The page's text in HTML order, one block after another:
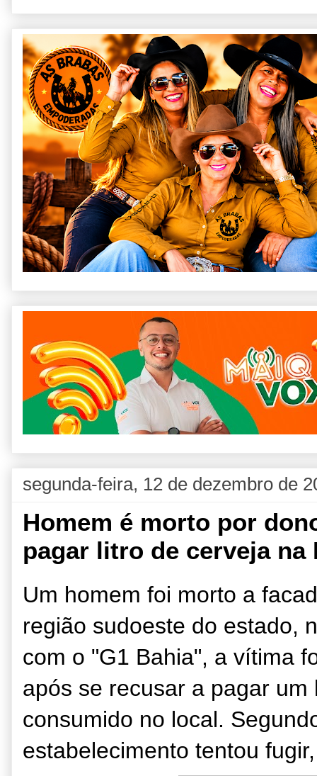
segunda-feira, 12 de dezembro de
Homem é morto por
pagar litro de cerveja na
Um homem foi morto a
região sudoeste do estado,
com o "G1 Bahia", a vítima
após se recusar a pagar
consumido no local.
estabelecimento tentou